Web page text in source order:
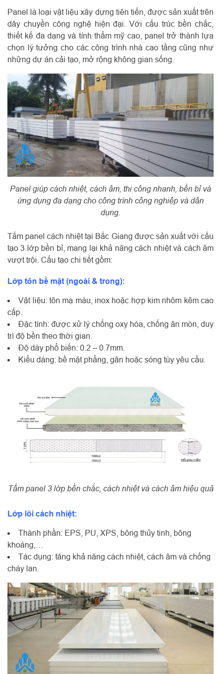
Panel là loại vật liệu xây dựng tiên tiến, được sản xuất trên
dây chuyền công nghệ hiện đại. Với cấu trúc bền chắc,
thiết kế đa dạng và tính thẩm mỹ cao, panel trở thành lựa
chọn lý tưởng cho các công trình nhà cao tầng cũng như
những dự án cải tạo, mở rộng không gian sống.
Panel giúp cách nhiệt, cách âm, thi công nhanh, bền bỉ và
ứng dụng đa dạng cho công trình công nghiệp và dân
dụng.
Tấm panel cách nhiệt tại Bắc Giang được sản xuất với cấu
tạo 3 lớp bền bỉ, mang lại khả năng cách nhiệt và cách âm
vượt trội. Cấu tạo chi tiết gồm:
Lớp tôn bề mặt (ngoài & trong):
Vật liệu: tôn mạ màu, inox hoặc hợp kim nhôm kẽm cao
cấp.
Đặc tính: được xử lý chống oxy hóa, chống ăn mòn, duy
trì độ bền theo thời gian.
Độ dày phổ biến: 0.2 – 0.7mm.
Kiểu dáng: bề mặt phẳng, gân hoặc sóng tùy yêu cầu.
Tấm panel 3 lớp bền chắc, cách nhiệt và cách âm hiệu quả
Lớp lõi cách nhiệt:
Thành phần: EPS, PU, XPS, bông thủy tinh, bông
khoáng,…
Tác dụng: tăng khả năng cách nhiệt, cách âm và chống
cháy lan.